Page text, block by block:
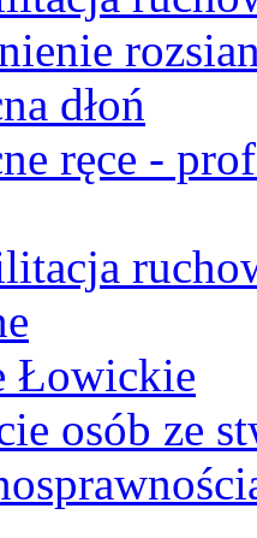
dłoń
ręce -
Łowickie
osób ze